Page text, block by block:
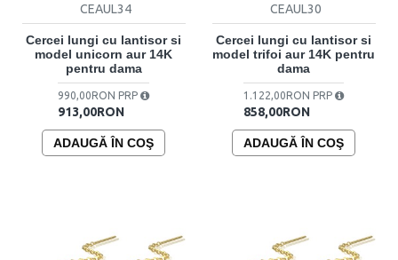
CEAUL34
Cercei lungi cu lantisor si
model unicorn aur 14K
pentru dama
913,00RON
990,00RON PRP
ADAUGĂ ÎN COŞ
CEAUL30
Cercei lungi cu lantisor si
model trifoi aur 14K pentru
dama
858,00RON
1.122,00RON PRP
ADAUGĂ ÎN COŞ